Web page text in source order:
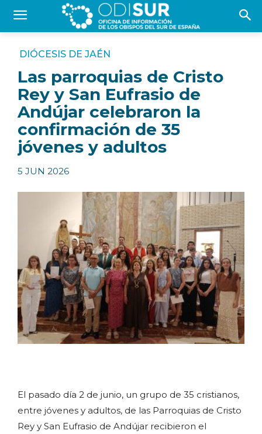
DIÓCESIS DE JAÉN
Las parroquias de Cristo
Rey y San Eufrasio de
Andújar celebraron la
confirmación de 35
jóvenes y adultos
5 JUN 2026
El pasado día 2 de junio, un grupo de 35 cristianos,
entre jóvenes y adultos, de las Parroquias de Cristo
Rey y San Eufrasio de Andújar recibieron el